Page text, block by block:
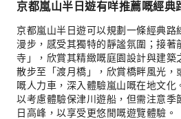
京都嵐山半日遊有咩推薦嘅經典
京都嵐山半日遊可以規劃一條經典路
漫步，感受其獨特的靜謐氛圍；接著
寺」，欣賞其精緻嘅庭園設計與建築
散步至「渡月橋」，欣賞橋畔風光，
嘅人力車，深入體驗嵐山嘅在地文化
以考慮體驗保津川遊船，但需注意季
日高峰，以享受更悠閒嘅遊覽體驗。